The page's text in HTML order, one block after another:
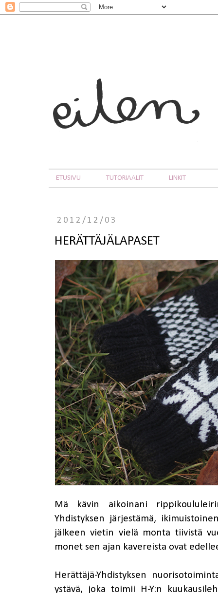
ETUSIVU TUTORIAALIT LINKIT
2012/12/03
HERÄTTÄJÄLAPASET
Mä kävin aikoinani
Yhdistyksen järjestämä,
jälkeen vietin vielä monta tiivistä
monet sen ajan kavereista ovat
Herättäjä-Yhdistyksen
ystävä, joka toimii H-Y:n